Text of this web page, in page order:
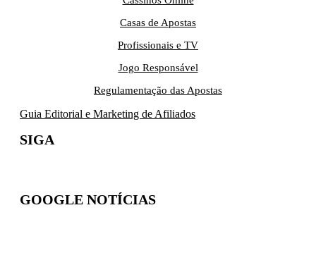
Casas de Apostas
Profissionais e TV
Jogo Responsável
Regulamentação das Apostas
Guia Editorial e Marketing de Afiliados
SIGA
GOOGLE NOTÍCIAS